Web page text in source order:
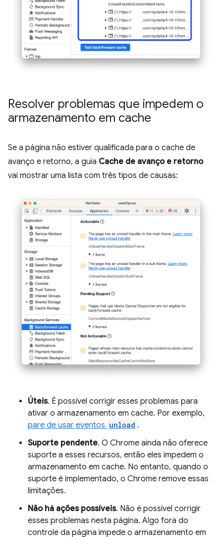
Resolver problemas que impedem o
armazenamento em cache
Se a página não estiver qualificada para o cache de
avanço e retorno, a guia Cache de avanço e retorno
vai mostrar uma lista com três tipos de causas:
Úteis. É possível corrigir esses problemas para
ativar o armazenamento em cache. Por exemplo,
pare de usar eventos unload .
Suporte pendente. O Chrome ainda não oferece
suporte a esses recursos, então eles impedem o
armazenamento em cache. No entanto, quando o
suporte é implementado, o Chrome remove essas
limitações.
Não há ações possíveis. Não é possível corrigir
esses problemas nesta página. Algo fora do
controle da página impede o armazenamento em